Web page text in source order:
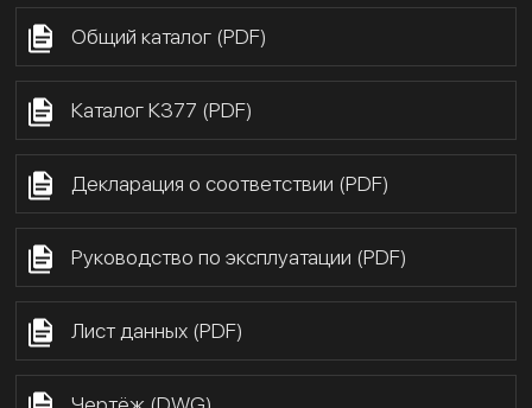
Общий каталог (PDF)
Каталог К377 (PDF)
Декларация о соответствии (PDF)
Руководство по эксплуатации (PDF)
Лист данных (PDF)